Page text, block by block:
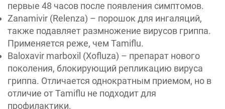
первые 48 часов после появления симптомов.
Zanamivir (Relenza) – порошок для ингаляций,
также подавляет размножение вирусов гриппа.
Применяется реже, чем Tamiflu.
Baloxavir marboxil (Xofluza) – препарат нового
поколения, блокирующий репликацию вируса
гриппа. Отличается однократным приемом, но в
отличие от Tamiflu не подходит для
профилактики.